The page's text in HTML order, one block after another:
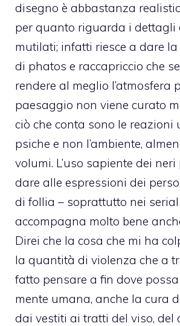
disegno è abbastanza
per quanto riguarda i dettagli
mutilati; infatti riesce a dare
di phatos e raccapriccio che
rendere al meglio l’atmosfera
paesaggio non viene curato
ciò che conta sono le reazioni
psiche e non l’ambiente,
volumi. L’uso sapiente dei
dare alle espressioni dei
di follia – soprattutto nei serial
accompagna molto bene
Direi che la cosa che mi ha
la quantità di violenza che a
fatto pensare a fin dove
mente umana, anche la cura
dai vestiti ai tratti del viso, del